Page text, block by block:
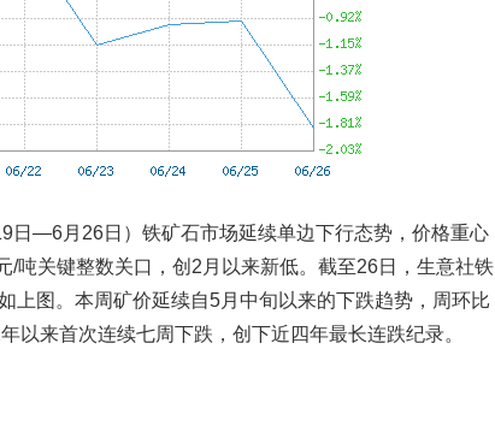
日—6月26日）铁矿石市场延续单边下行态势，价格重心
/吨关键整数关口，创2月以来新低。截至26日，生意社铁
上图。本周矿价延续自5月中旬以来的下跌趋势，周环比
以来首次连续七周下跌，创下近四年最长连跌纪录。